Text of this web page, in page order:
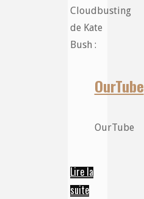
Cloudbusting
de Kate
Bush :
OurTube
OurTube
Lire la
suite“Compilation